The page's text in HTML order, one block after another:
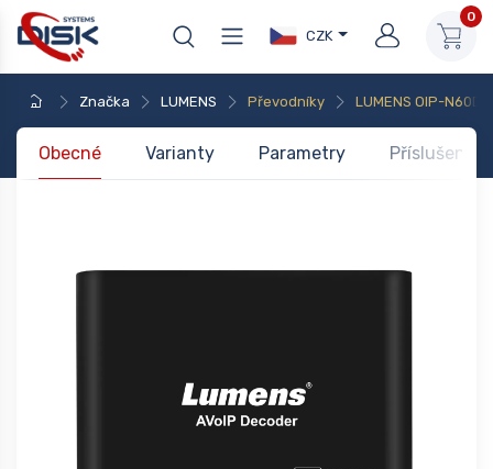
CZK
0
Značka LUMENS Převodníky LUMENS OIP-N60D
Obecné Varianty Parametry